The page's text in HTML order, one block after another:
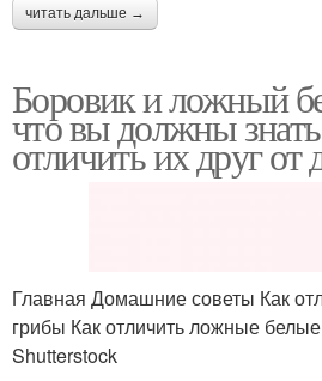
читать дальше →
Боровик и ложный
что вы должны
отличить их друг от
Главная Домашние советы Как
грибы Как отличить ложные
Shutterstock